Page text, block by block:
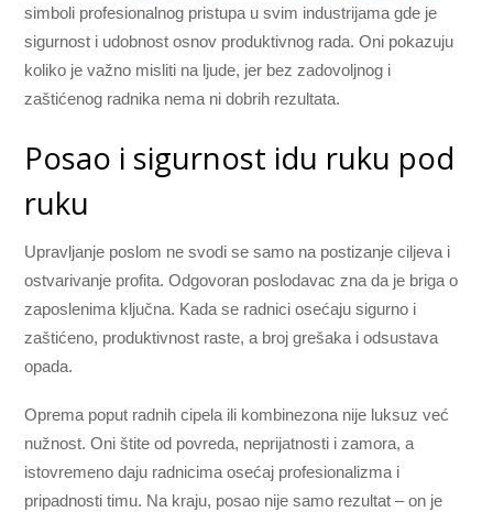
simboli profesionalnog pristupa u svim industrijama gde je
sigurnost i udobnost osnov produktivnog rada. Oni pokazuju
koliko je važno misliti na ljude, jer bez zadovoljnog i
zaštićenog radnika nema ni dobrih rezultata.
Posao i sigurnost idu ruku pod
ruku
Upravljanje poslom ne svodi se samo na postizanje ciljeva i
ostvarivanje profita. Odgovoran poslodavac zna da je briga o
zaposlenima ključna. Kada se radnici osećaju sigurno i
zaštićeno, produktivnost raste, a broj grešaka i odsustava
opada.
Oprema poput radnih cipela ili kombinezona nije luksuz već
nužnost. Oni štite od povreda, neprijatnosti i zamora, a
istovremeno daju radnicima osećaj profesionalizma i
pripadnosti timu. Na kraju, posao nije samo rezultat – on je